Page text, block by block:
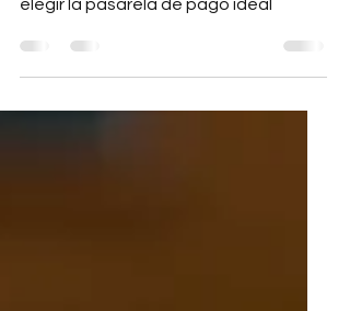
paso para elegir la pasarela
de pago ideal
elegir la pasarela de pago ideal